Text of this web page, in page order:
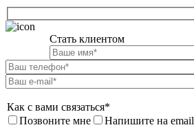
Стать клиентом
Как с вами связаться*
Позвоните мне
Напишите на email